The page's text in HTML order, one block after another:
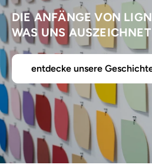
DIE ANFÄNGE VON
WAS UNS AUSZEICHNET
entdecke unsere